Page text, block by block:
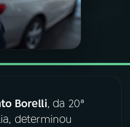
Borelli, da 20ª
determinou